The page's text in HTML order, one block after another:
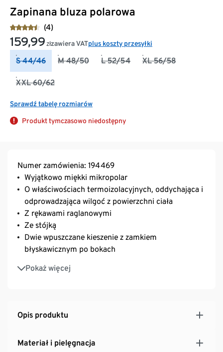
Zapinana bluza polarowa
(4)
159,99 złzawiera VATplus koszty przesyłki
S 44/46 M 48/50 L 52/54 XL 56/58
XXL 60/62
Sprawdź tabelę rozmiarów
Produkt tymczasowo niedostępny
Numer zamówienia: 194469
Wyjątkowo miękki mikropolar
O właściwościach termoizolacyjnych, oddychająca i
odprowadzająca wilgoć z powierzchni ciała
Z rękawami raglanowymi
Ze stójką
Dwie wpuszczane kieszenie z zamkiem
błyskawicznym po bokach
Pokaż więcej
Dół prosty z przodu, zaokrąglony z tyłu
Z efektem melanżu
Opis produktu
Materiał i pielęgnacja